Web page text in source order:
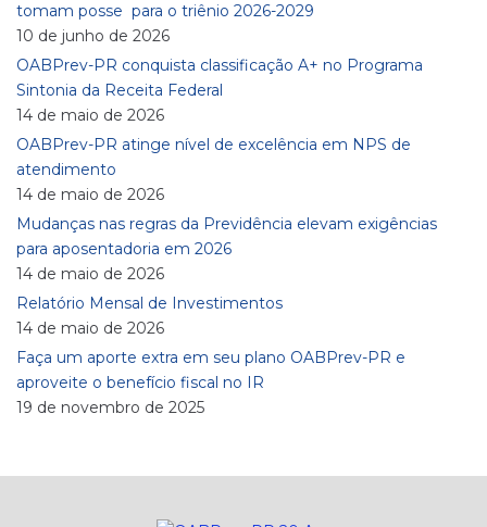
tomam posse para o triênio 2026-2029
10 de junho de 2026
OABPrev-PR conquista classificação A+ no Programa
Sintonia da Receita Federal
14 de maio de 2026
OABPrev-PR atinge nível de excelência em NPS de
atendimento
14 de maio de 2026
Mudanças nas regras da Previdência elevam exigências
para aposentadoria em 2026
14 de maio de 2026
Relatório Mensal de Investimentos
14 de maio de 2026
Faça um aporte extra em seu plano OABPrev-PR e
aproveite o benefício fiscal no IR
19 de novembro de 2025